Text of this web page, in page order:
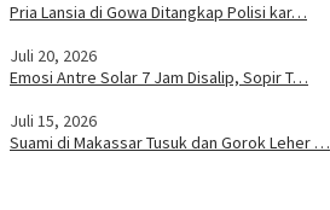
Pria Lansia di Gowa Ditangkap Polisi kar…
Juli 20, 2026
Emosi Antre Solar 7 Jam Disalip, Sopir T…
Juli 15, 2026
Suami di Makassar Tusuk dan Gorok Leher …